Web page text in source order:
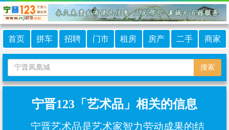
首页 拼车 招聘 门市 租房 房产 二手 商家
搜索
宁晋123「艺术品」相关的信息
宁晋艺术品是艺术家智力劳动成果的结